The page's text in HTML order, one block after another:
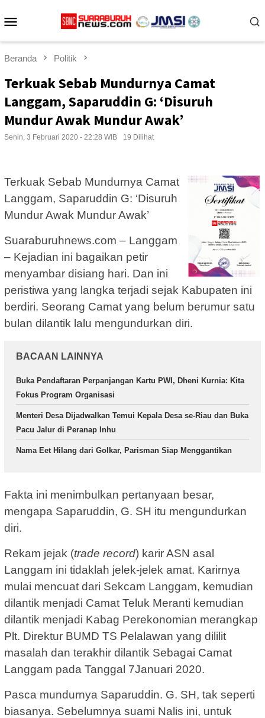
ke
Beranda Politik
Terkuak Sebab Mundurnya Camat
Langgam, Saparuddin G: ‘Disuruh
Mundur Awak Mundur Awak’
Senin, 3 Februari 2020 - 22:28 WIB 19 Dilihat
Terkuak Sebab Mundurnya Camat
Langgam, Saparuddin G: ‘Disuruh
Mundur Awak Mundur Awak’
Suaraburuhnews.com – Langgam
– Kejadian ini bagaikan petir
menyambar disiang hari. Dan ini
peristiwa yang langka terjadi sejak Kabupaten ini
berdiri. Seorang Camat yang belum berumur satu
bulan dilantik lalu mengundurkan diri.
BACAAN LAINNYA
Buka Pendaftaran Perpanjangan Kartu PWI, Dheni Kurnia: Kita
Fokus Program Organisasi
Menteri Desa Dijadwalkan Temui Kepala Desa se-Riau dan Buka
Pacu Jalur di Peranap Inhu
Nama Eet Hilang dari Golkar, Parisman Siap Menggantikan
Fakta ini menimbulkan pertanyaan besar,
mengapa Saparuddin, G. SH itu mengundurkan
diri.
Rekam jejak (trade record) karir ASN asal
Langgam ini tidaklah jelek-jelek amat. Karirnya
mulai mencuat dari Sekcam Langgam, kemudian
dilantik menjadi Camat Teluk Meranti kemudian
dilantik menjadi Kabag Perekonomian merangkap
Plt. Direktur BUMD TS Pelalawan yang dililit
masalah dan terakhir dilantik Sebagai Camat
Langgam pada Tanggal 7Januari 2020.
Pasca mundurnya Saparuddin. G. SH, tak seperti
biasanya. Sebelumnya suami Nalis ini, untuk